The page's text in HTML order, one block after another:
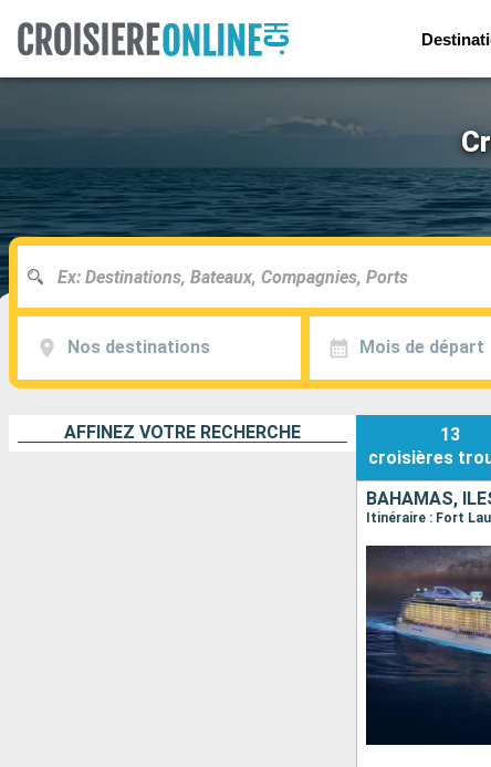
Nos destinations Mois de départ
AFFINEZ VOTRE RECHERCHE
13
croisières
BAHAMAS,
Itinéraire : Fort